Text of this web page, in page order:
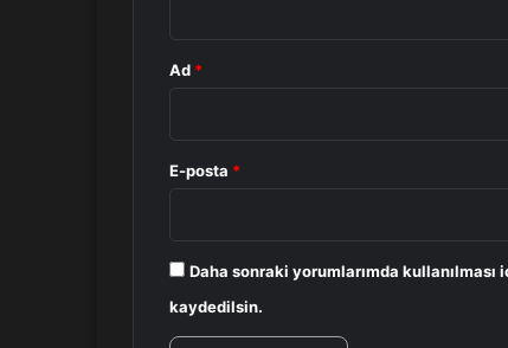
Ad *
E-posta *
Daha sonraki yorumlarımda
kaydedilsin.